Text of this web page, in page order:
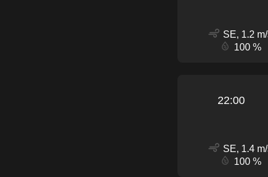
SE, 1.2
100 %
22:00
SE, 1.4
100 %